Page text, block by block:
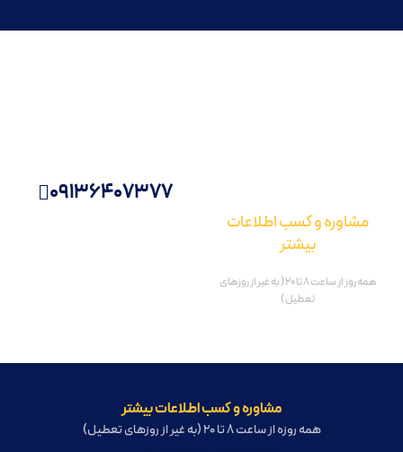
09136407377
مشاوره و کسب اطلاعات
بیشتر
همه روز از ساعت 8 تا 20 ( به غیر از روزهای
تعطیل )
مشاوره و کسب اطلاعات بیشتر
همه روزه از ساعت 8 تا 20 (به غیر از روزهای تعطیل)